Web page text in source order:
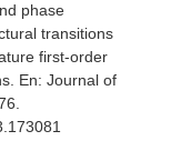
phase
transitions
first-order
En: Journal of